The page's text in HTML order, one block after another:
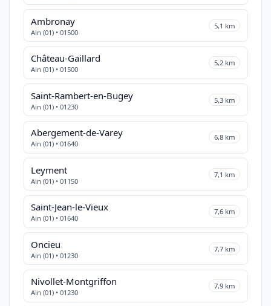
Ambronay
Ain (01) • 01500
5,1 km
Château-Gaillard
Ain (01) • 01500
5,2 km
Saint-Rambert-en-Bugey
Ain (01) • 01230
5,3 km
Abergement-de-Varey
Ain (01) • 01640
6,8 km
Leyment
Ain (01) • 01150
7,1 km
Saint-Jean-le-Vieux
Ain (01) • 01640
7,6 km
Oncieu
Ain (01) • 01230
7,7 km
Nivollet-Montgriffon
Ain (01) • 01230
7,9 km